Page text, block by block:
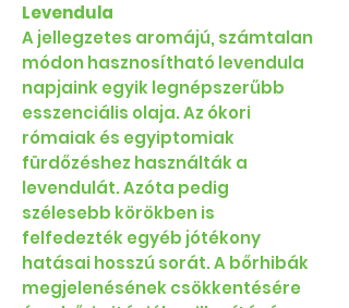
Levendula
A jellegzetes aromájú, számtalan
módon hasznosítható levendula
napjaink egyik legnépszerűbb
esszenciális olaja. Az ókori
rómaiak és egyiptomiak
fürdőzéshez használták a
levendulát. Azóta pedig
szélesebb körökben is
felfedezték egyéb jótékony
hatásai hosszú sorát. A bőrhibák
megjelenésének csökkentésére